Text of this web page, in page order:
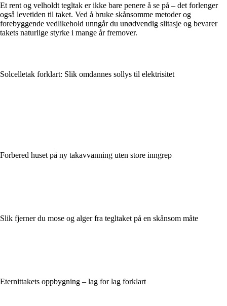
Et rent og velholdt tegltak er ikke bare penere å se på – det forlenger
også levetiden til taket. Ved å bruke skånsomme metoder og
forebyggende vedlikehold unngår du unødvendig slitasje og bevarer
takets naturlige styrke i mange år fremover.
Solcelletak forklart: Slik omdannes sollys til elektrisitet
Forbered huset på ny takavvanning uten store inngrep
Slik fjerner du mose og alger fra tegltaket på en skånsom måte
Eternittakets oppbygning – lag for lag forklart